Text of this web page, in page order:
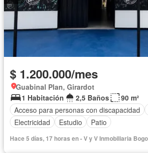
$ 1.200.000/mes
Guabinal Plan, Girardot
1 Habitación
2,5 Baños
90 m²
Acceso para personas con discapacidad
Electricidad
Estudio Patio
Hace 5 días, 17 horas en - V y V Inmobiliaria